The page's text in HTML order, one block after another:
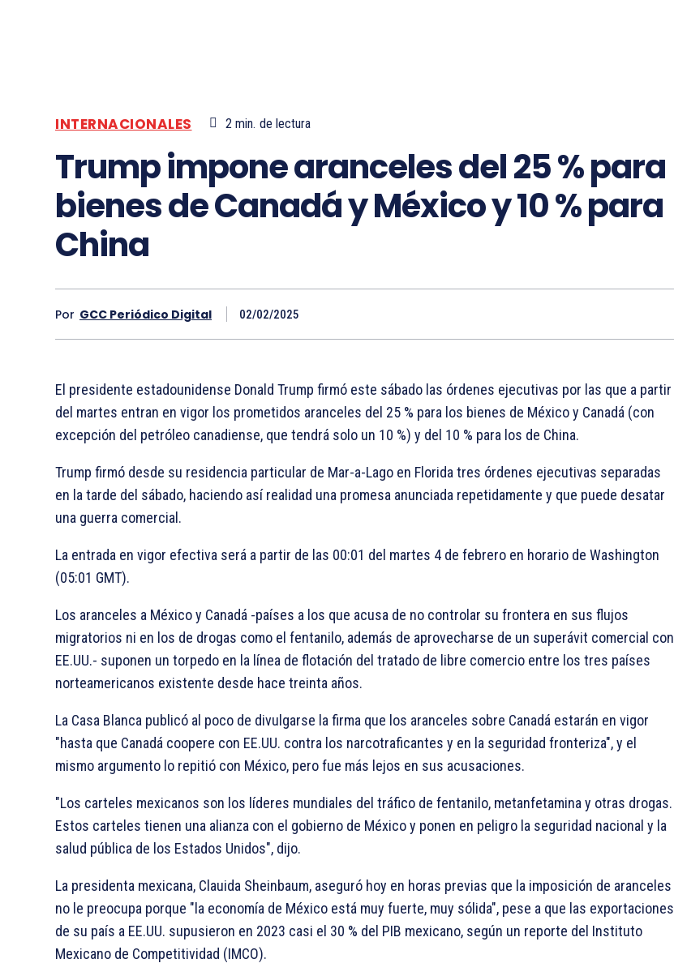
INTERNACIONALES 2 min. de lectura
Trump impone aranceles del 25 % para
bienes de Canadá y México y 10 % para
China
Por GCC Periódico Digital 02/02/2025
El presidente estadounidense Donald Trump firmó este sábado las órdenes ejecutivas por las que a partir
del martes entran en vigor los prometidos aranceles del 25 % para los bienes de México y Canadá (con
excepción del petróleo canadiense, que tendrá solo un 10 %) y del 10 % para los de China.
Trump firmó desde su residencia particular de Mar-a-Lago en Florida tres órdenes ejecutivas separadas
en la tarde del sábado, haciendo así realidad una promesa anunciada repetidamente y que puede desatar
una guerra comercial.
La entrada en vigor efectiva será a partir de las 00:01 del martes 4 de febrero en horario de Washington
(05:01 GMT).
Los aranceles a México y Canadá -países a los que acusa de no controlar su frontera en sus flujos
migratorios ni en los de drogas como el fentanilo, además de aprovecharse de un superávit comercial con
EE.UU.- suponen un torpedo en la línea de flotación del tratado de libre comercio entre los tres países
norteamericanos existente desde hace treinta años.
La Casa Blanca publicó al poco de divulgarse la firma que los aranceles sobre Canadá estarán en vigor
"hasta que Canadá coopere con EE.UU. contra los narcotraficantes y en la seguridad fronteriza", y el
mismo argumento lo repitió con México, pero fue más lejos en sus acusaciones.
"Los carteles mexicanos son los líderes mundiales del tráfico de fentanilo, metanfetamina y otras drogas.
Estos carteles tienen una alianza con el gobierno de México y ponen en peligro la seguridad nacional y la
salud pública de los Estados Unidos", dijo.
La presidenta mexicana, Clauida Sheinbaum, aseguró hoy en horas previas que la imposición de aranceles
no le preocupa porque "la economía de México está muy fuerte, muy sólida", pese a que las exportaciones
de su país a EE.UU. supusieron en 2023 casi el 30 % del PIB mexicano, según un reporte del Instituto
Mexicano de Competitividad (IMCO).